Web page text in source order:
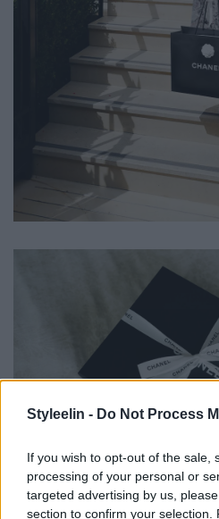
Styleelin - Do Not Process
If you wish to opt-out of the sale,
processing of your personal or
targeted advertising by us,
section to confirm your selection.